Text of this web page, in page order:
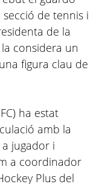
de tennis i
de la
considera un
figura clau de
ha estat
amb la
jugador i
a coordinador
Plus del